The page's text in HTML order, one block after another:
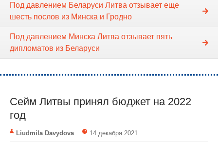
Под давлением Беларуси Литва отзывает еще
шесть послов из Минска и Гродно
Под давлением Минска Литва отзывает пять
дипломатов из Беларуси
Сейм Литвы принял бюджет на 2022
год
Liudmila Davydova 14 декабря 2021